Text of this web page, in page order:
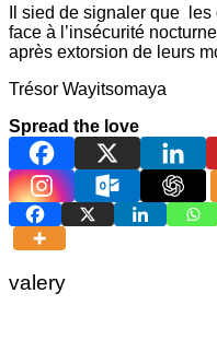
Il sied de signaler que
face à l’insécurité
après extorsion de leurs
Trésor Wayitsomaya
Spread the love
valery